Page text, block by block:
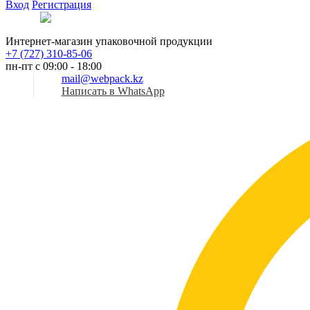
Вход Регистрация
Интернет-магазин упаковочной продукции
+7 (727) 310-85-06
пн-пт с 09:00 - 18:00
mail@webpack.kz
Написать в WhatsApp